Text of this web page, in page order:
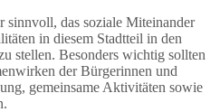
sinnvoll, das soziale Miteinander
in diesem Stadtteil in den
stellen. Besonders wichtig sollten
der Bürgerinnen und
gemeinsame Aktivitäten sowie